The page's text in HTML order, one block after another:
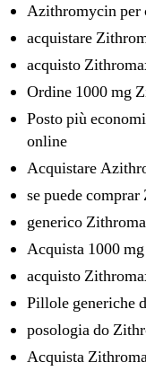
Azithromycin per
acquistare
acquisto
Ordine 1000 mg
Posto più
online
Acquistare
se puede
generico
Acquista 1000
acquisto
Pillole generiche
posologia do
Acquista